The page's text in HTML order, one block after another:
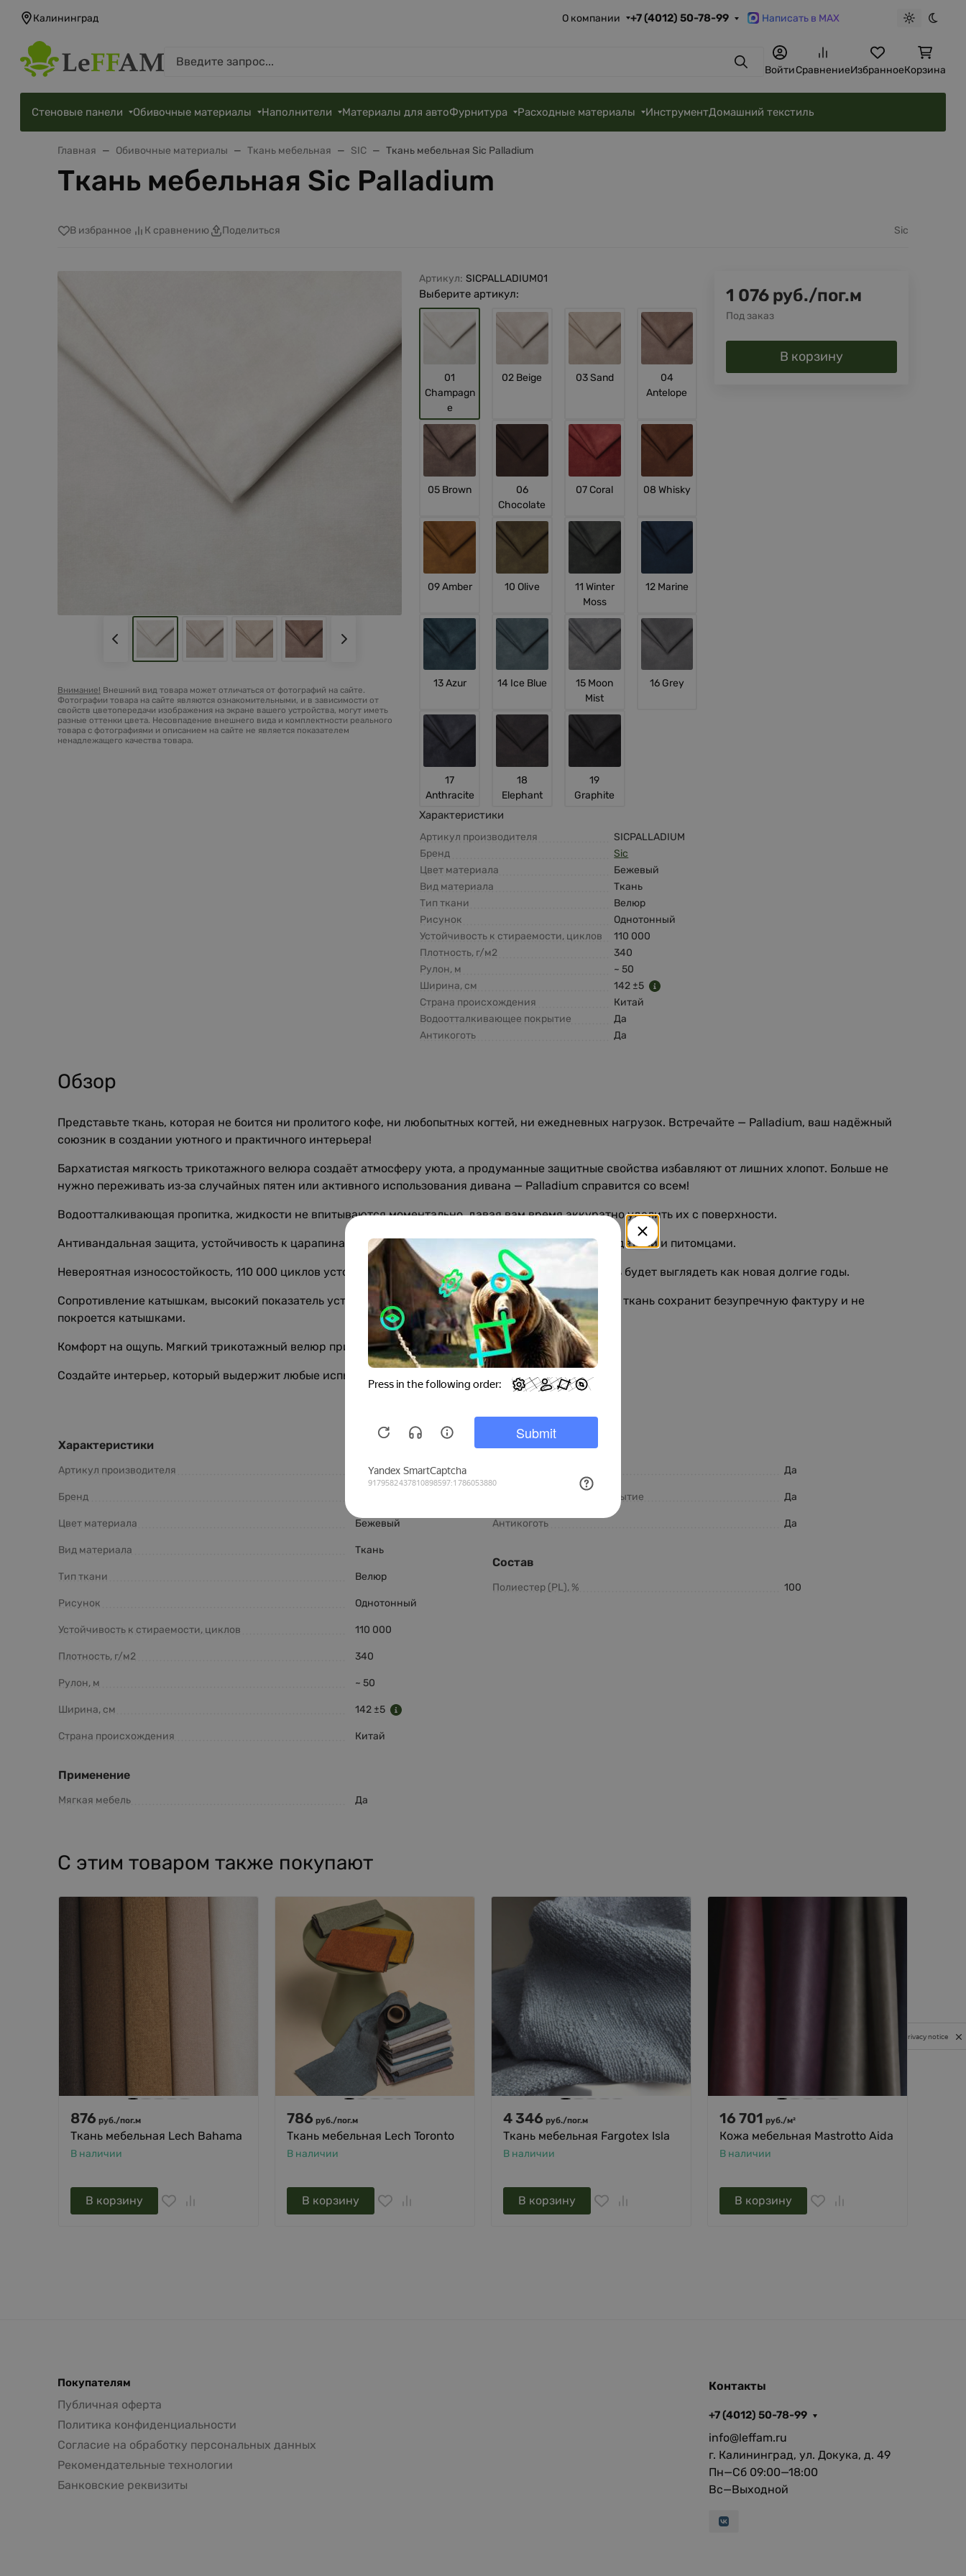
Калининград О компании +7 (4012) 50-78-99 Написать в MAX
Светлая
ПоискВойтиСравнениеИзбранноеКорзина
Стеновые панели Обивочные материалы Наполнители Материалы для автоФурнитура Расходные материалы ИнструментДомашний текстиль
Главная Обивочные материалы Ткань мебельная SIC Ткань мебельная Sic Palladium
Ткань мебельная Sic Palladium
В избранное К сравнению Поделиться Sic
Внимание! Внешний вид товара может отличаться от фотографий на сайте.
Фотографии товара на сайте являются ознакомительными, и в зависимости от
свойств цветопередачи изображения на экране вашего устройства, могут иметь
разные оттенки цвета. Несовпадение внешнего вида и комплектности реального
товара с фотографиями и описанием на сайте не является показателем
ненадлежащего качества товара.
Артикул: SICPALLADIUM01
Выберите артикул:
01
Champagn
e
02 Beige 03 Sand
04
Antelope
05 Brown
06
Chocolate
07 Coral 08 Whisky
09 Amber 10 Olive
11 Winter
Moss
12 Marine
13 Azur 14 Ice Blue
15 Moon
Mist
16 Grey
17
Anthracite
18
Elephant
19
Graphite
Характеристики
Артикул производителя
SICPALLADIUM
Бренд
Sic
Цвет материала
Бежевый
Вид материала
Ткань
Тип ткани
Велюр
Рисунок
Однотонный
Устойчивость к стираемости, циклов
110 000
Плотность, г/м2
340
Рулон, м
~ 50
Ширина, см
142 ±5
Страна происхождения
Китай
Водоотталкивающее покрытие
Да
Антикоготь
Да
1 076 руб./пог.м
Под заказ
В корзину
Обзор
Представьте ткань, которая не боится ни пролитого кофе, ни любопытных когтей, ни ежедневных нагрузок. Встречайте — Palladium, ваш надёжный
союзник в создании уютного и практичного интерьера!
Бархатистая мягкость трикотажного велюра создаёт атмосферу уюта, а продуманные защитные свойства избавляют от лишних хлопот. Больше не
нужно переживать из‑за случайных пятен или активного использования дивана — Palladium справится со всем!
Водоотталкивающая пропитка, жидкости не впитываются моментально, давая вам время аккуратно удалить их с поверхности.
Антивандальная защита, устойчивость к царапинам и зацепкам — идеальный вариант для семей с детьми и питомцами.
Невероятная износостойкость, 110 000 циклов устойчивости к истиранию гарантируют, что мебель будет выглядеть как новая долгие годы.
Сопротивление катышкам, высокий показатель устойчивости к пиллингу (4–5 баллов) означает, что ткань сохранит безупречную фактуру и не
покроется катышками.
Комфорт на ощупь. Мягкий трикотажный велюр приятен тактильно и создаёт ощущение уюта.
Создайте интерьер, который выдержит любые испытания, с тканью Palladium!
Характеристики
Артикул производителя SICPALLADIUM
Бренд
Цвет материала Бежевый
Вид материала Ткань
Тип ткани Велюр
Рисунок Однотонный
Устойчивость к стираемости, циклов 110 000
Плотность, г/м2 340
Рулон, м ~ 50
Ширина, см 142 ±5
Страна происхождения Китай
Применение
Мягкая мебель Да
Особенности
Да
Водоотталкивающее покрытие Да
Антикоготь Да
Состав
Полиестер (PL), % 100
С этим товаром также покупают
876 руб./пог.м
Ткань мебельная Lech Bahama
В наличии
В корзину
786 руб./пог.м
Ткань мебельная Lech Toronto
В наличии
В корзину
4 346 руб./пог.м
Ткань мебельная Fargotex Isla
В наличии
В корзину
16 701 руб./м²
Кожа мебельная Mastrotto Aida
В наличии
В корзину
Покупателям
Публичная оферта
Политика конфиденциальности
Согласие на обработку персональных данных
Рекомендательные технологии
Банковские реквизиты
Контакты
+7 (4012) 50-78-99
info@leffam.ru
г. Калининград, ул. Докука, д. 49
Пн—Сб 09:00—18:00
Вс—Выходной
Privacy notice